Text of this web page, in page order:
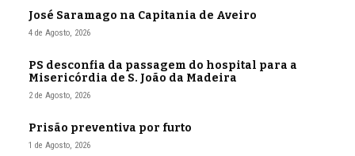
José Saramago na Capitania de Aveiro
4 de Agosto, 2026
PS desconfia da passagem do hospital para a
Misericórdia de S. João da Madeira
2 de Agosto, 2026
Prisão preventiva por furto
1 de Agosto, 2026